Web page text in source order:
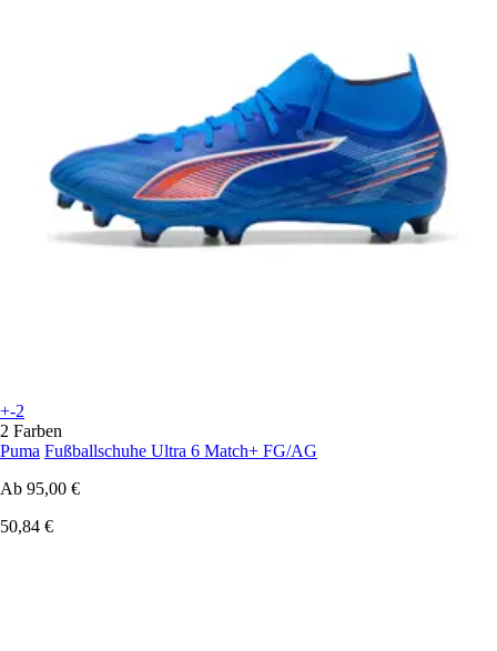
+-2
2 Farben
Puma Fußballschuhe Ultra 6 Match+ FG/AG
Ab 95,00 €
50,84 €